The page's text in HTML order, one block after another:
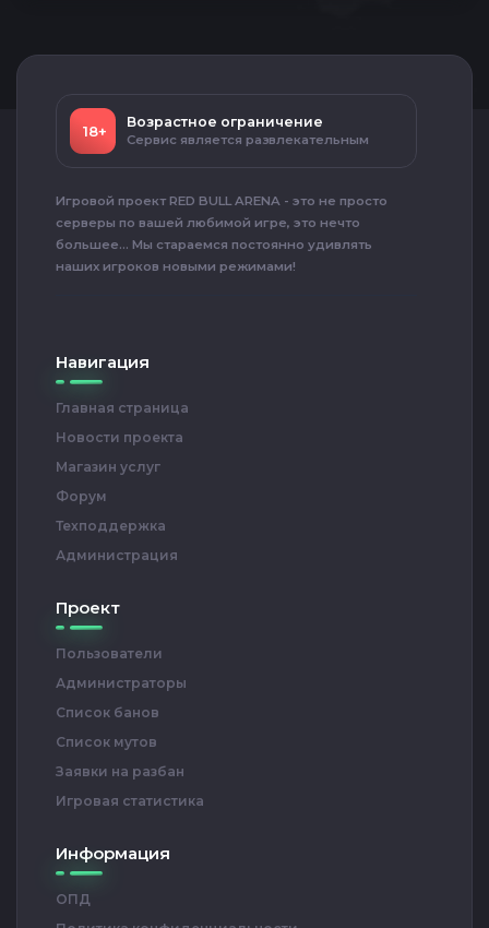
18+
Возрастное ограничение
Сервис является развлекательным
Игровой проект RED BULL ARENA - это не просто
серверы по вашей любимой игре, это нечто
большее... Мы стараемся постоянно удивлять
наших игроков новыми режимами!
Навигация
Главная страница
Новости проекта
Магазин услуг
Форум
Техподдержка
Администрация
Проект
Пользователи
Администраторы
Список банов
Список мутов
Заявки на разбан
Игровая статистика
Информация
ОПД